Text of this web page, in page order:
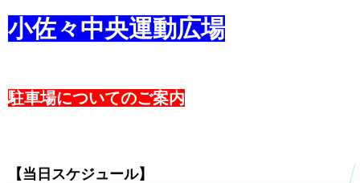
小佐々中央運動広場
駐車場についてのご案内
【当日スケジュール】